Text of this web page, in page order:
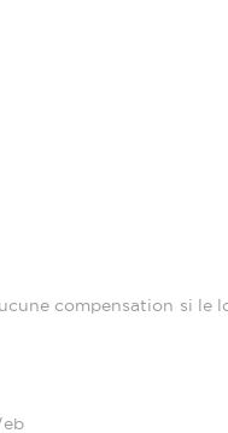
compensation si le